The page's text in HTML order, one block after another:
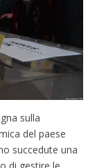
sulla
del paese
succedute una